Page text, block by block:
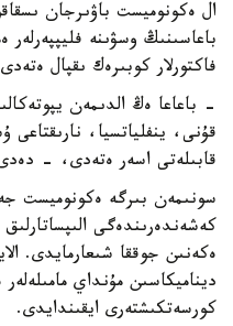
ال ەكونوميست باۋىرجان
باعاسىنىڭ وسۋىنە
فاكتورلار كوبىرەك ىقپال
- باعاعا ەڭ الدىمەن
قۇنى، ينفلياتسيا،
قابىلەتى اسەر ەتەدى، -
سونىمەن بىرگە ەكونوميست
كەشەندەرىندەگى
ەكەنىن جوققا شىعارمايدى.
ديناميكاسىن مۇنداي
كورسەتكىشتەرى ايقىندايدى.